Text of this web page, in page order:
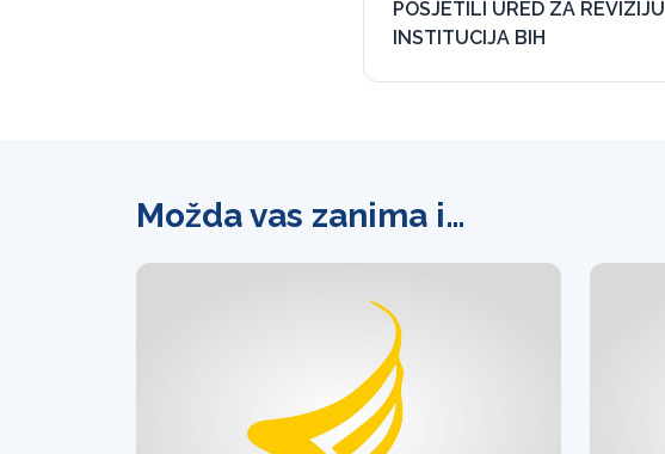
POSJETILI URED ZA REVIZIJU
INSTITUCIJA BIH
Možda vas zanima i…